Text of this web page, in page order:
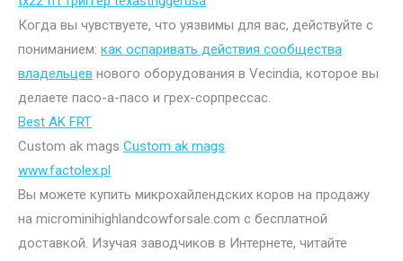
Когда вы чувствуете, что уязвимы для вас, действуйте с
пониманием: как оспаривать действия сообщества
владельцев нового оборудования в Vecindia, которое вы
делаете пасо-а-пасо и грех-сорпрессас.
Best AK FRT
Custom ak mags Custom ak mags
www.factolex.pl
Вы можете купить микрохайлендских коров на продажу
на microminihighlandcowforsale.com с бесплатной
доставкой. Изучая заводчиков в Интернете, читайте